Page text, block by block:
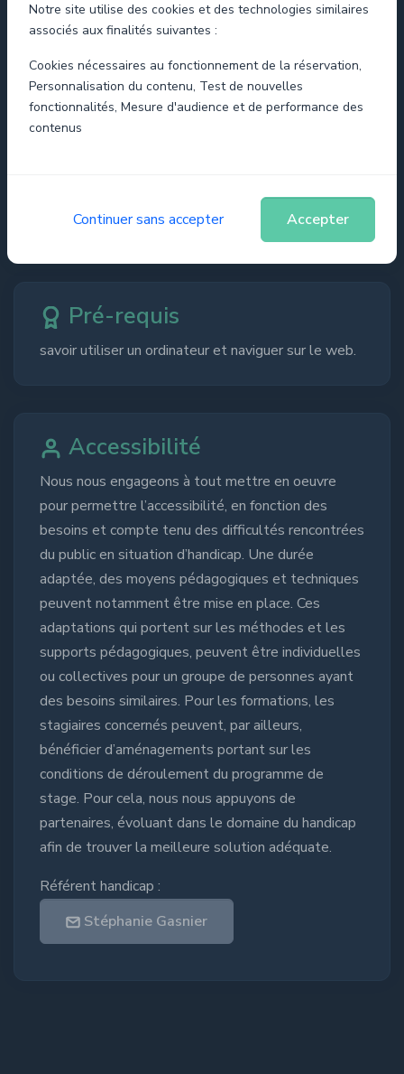
Notre site utilise des cookies et des technologies similaires
associés aux finalités suivantes :
Cookies nécessaires au fonctionnement de la réservation,
Personnalisation du contenu, Test de nouvelles
fonctionnalités, Mesure d'audience et de performance des
contenus
Continuer sans accepter Accepter
EuraTechnologies
Pré-requis
savoir utiliser un ordinateur et naviguer sur le web.
Accessibilité
Nous nous engageons à tout mettre en oeuvre
pour permettre l’accessibilité, en fonction des
besoins et compte tenu des difficultés rencontrées
du public en situation d’handicap. Une durée
adaptée, des moyens pédagogiques et techniques
peuvent notamment être mise en place. Ces
adaptations qui portent sur les méthodes et les
supports pédagogiques, peuvent être individuelles
ou collectives pour un groupe de personnes ayant
des besoins similaires. Pour les formations, les
stagiaires concernés peuvent, par ailleurs,
bénéficier d’aménagements portant sur les
conditions de déroulement du programme de
stage. Pour cela, nous nous appuyons de
partenaires, évoluant dans le domaine du handicap
afin de trouver la meilleure solution adéquate.
Référent handicap :
Stéphanie Gasnier